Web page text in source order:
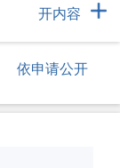
开内容
依申请公开